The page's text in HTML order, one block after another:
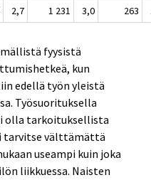
2,7 1 231 3,0 263
fyysistä
kun
edellä työn yleistä
Työsuorituksella
olla tarkoituksellista
tarvitse välttämättä
useampi kuin joka
liikkuessa. Naisten